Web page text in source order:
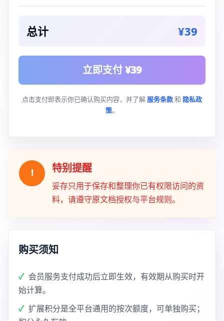
总计 ¥39
立即支付 ¥39
点击支付即表示你已确认购买内容，并了解 服务条款和 隐私政
策。
! 特别提醒
妥存只用于保存和整理你已有权限访问的资
料，请遵守原文档授权与平台规则。
购买须知
会员服务支付成功后立即生效，有效期从购买时开
始计算。
扩展积分是全平台通用的按次额度，可单独购买；